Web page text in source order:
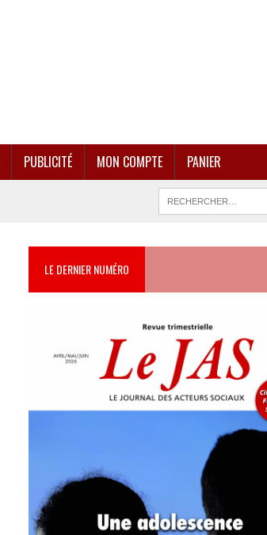
PUBLICITÉ MON COMPTE PANIER
LE DERNIER NUMÉRO